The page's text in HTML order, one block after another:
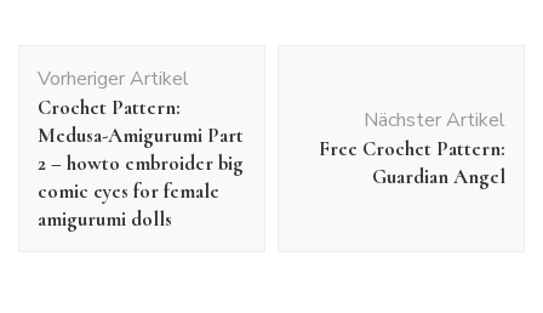
Vorheriger Artikel
Crochet Pattern:
Medusa-Amigurumi Part
2 – howto embroider big
comic eyes for female
amigurumi dolls
Nächster Artikel
Free Crochet Pattern:
Guardian Angel